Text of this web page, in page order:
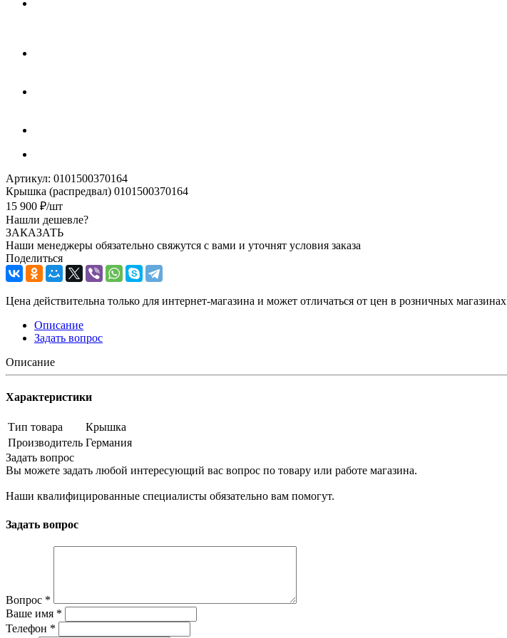
Артикул: 0101500370164
Крышка (распредвал) 0101500370164
15 900 ₽/шт
Нашли дешевле?
ЗАКАЗАТЬ
Наши менеджеры обязательно свяжутся с вами и уточнят условия заказа
Поделиться
Цена действительна только для интернет-магазина и может отличаться от цен в розничных магазинах
Описание
Задать вопрос
Описание
Характеристики
Тип товара
Крышка
Производитель Германия
Задать вопрос
Вы можете задать любой интересующий вас вопрос по товару или работе магазина.
Наши квалифицированные специалисты обязательно вам помогут.
Задать вопрос
Вопрос *
Ваше имя *
Телефон *